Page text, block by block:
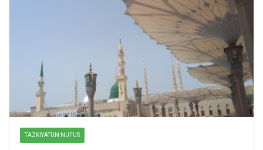
TAZKIYATUN NUFUS